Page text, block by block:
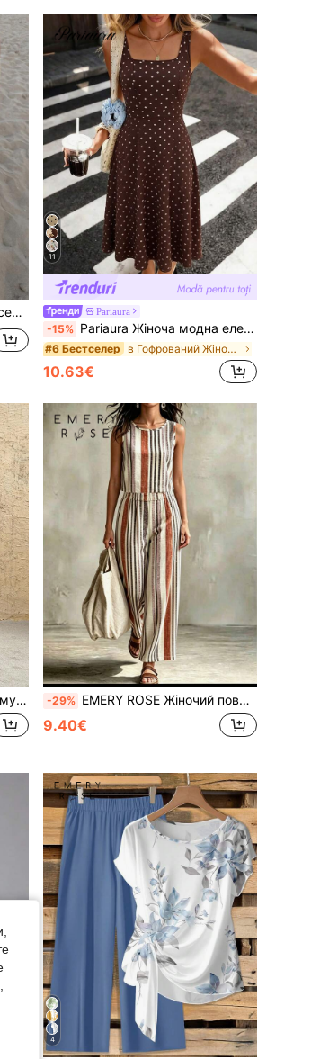
стилю
11
Pariaura
-15% Pariaura Жіноча модна елегантна сукня з принтом на талії
#6 Бестселер в Гофрований Жіночі сукні
10.63€
талією -29% EMERY ROSE Жіночий повсякденний комплект із 2 предметів, топу та широких штанів у смужку з круглим вирізом та клаптиками
9.40€
4